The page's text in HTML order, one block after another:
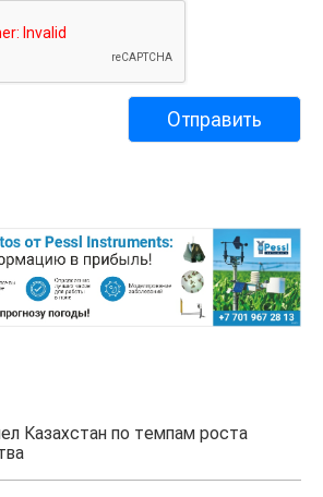
Казахстан по темпам роста